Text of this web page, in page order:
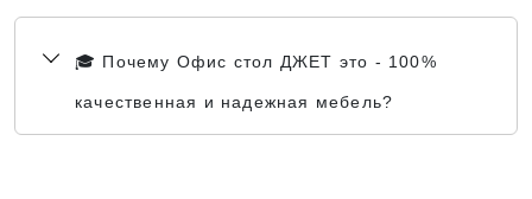
🎓 Почему Офис стол ДЖЕТ это - 100%
качественная и надежная мебель?